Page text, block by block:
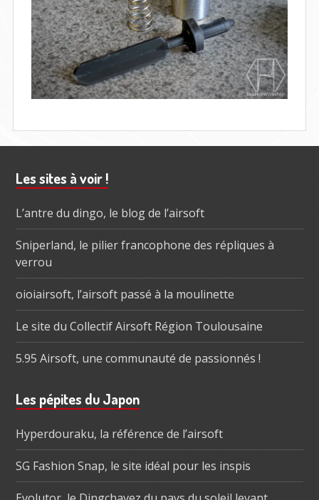
Barre
subsidiaire
Les sites à voir !
L’antre du dingo, le blog de l’airsoft
Sniperland, le pilier francophone des répliques à
verrou
oioiairsoft, l’airsoft passé à la moulinette
Le site du Collectif Airsoft Région Toulousaine
5.95 Airsoft, une communauté de passionnés !
Les pépites du Japon
Hyperdouraku, la référence de l’airsoft
SG Fashion Snap, le site idéal pour les inspis